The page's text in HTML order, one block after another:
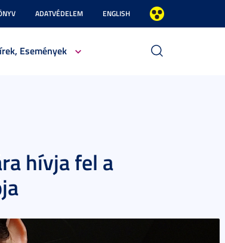
ADATVÉDELEM ENGLISH
Események
hívja fel a